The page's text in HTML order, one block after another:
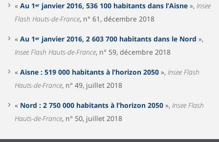
« Au 1ᵉʳ janvier 2016, 536 100 habitants dans l’Aisne », Insee
Flash Hauts-de-France, n° 61, décembre 2018
« Au 1ᵉʳ janvier 2016, 2 603 700 habitants dans le Nord »,
Insee Flash Hauts-de-France, n° 59, décembre 2018
« Aisne : 519 000 habitants à l’horizon 2050 », Insee Flash
Hauts-de-France, n° 49, juillet 2018
« Nord : 2 750 000 habitants à l’horizon 2050 », Insee Flash
Hauts-de-France, n° 50, juillet 2018